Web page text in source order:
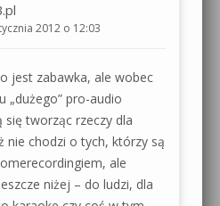
2012 o 12:03
jest zabawka, ale wobec
„dużego” pro-audio
tworząc rzeczy dla
nie chodzi o tych, którzy są
ale
niżej – do ludzi, dla